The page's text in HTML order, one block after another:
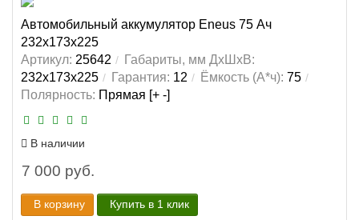
Автомобильный аккумулятор Eneus 75 Ач
232x173x225
Артикул: 25642
Габариты, мм ДхШхВ:
232x173x225
Гарантия: 12 Ёмкость (А*ч): 75
Полярность: Прямая [+ -]
В наличии
7 000 руб.
В корзину Купить в 1 клик